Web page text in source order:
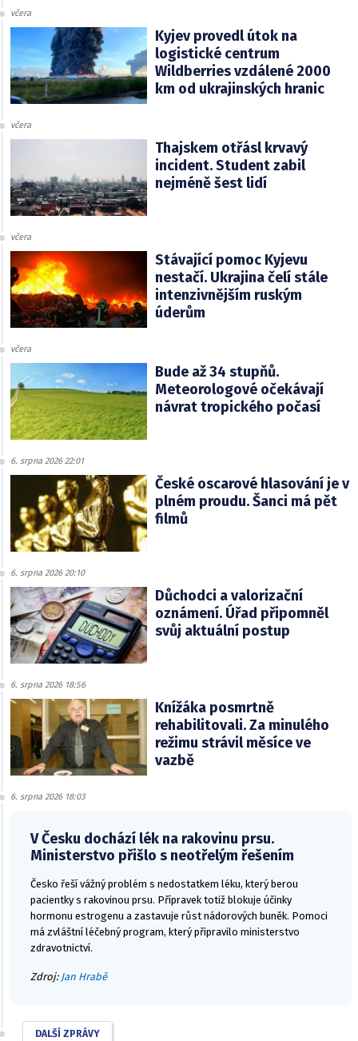
včera
Kyjev provedl útok na
logistické centrum
Wildberries vzdálené 2000
km od ukrajinských hranic
včera
Thajskem otřásl krvavý
incident. Student zabil
nejméně šest lidí
včera
Stávající pomoc Kyjevu
nestačí. Ukrajina čelí stále
intenzivnějším ruským
úderům
včera
Bude až 34 stupňů.
Meteorologové očekávají
návrat tropického počasí
6. srpna 2026 22:01
České oscarové hlasování je v
plném proudu. Šanci má pět
filmů
6. srpna 2026 20:10
Důchodci a valorizační
oznámení. Úřad připomněl
svůj aktuální postup
6. srpna 2026 18:56
Knížáka posmrtně
rehabilitovali. Za minulého
režimu strávil měsíce ve
vazbě
6. srpna 2026 18:03
V Česku dochází lék na rakovinu prsu.
Ministerstvo přišlo s neotřelým řešením
Česko řeší vážný problém s nedostatkem léku, který berou
pacientky s rakovinou prsu. Přípravek totiž blokuje účinky
hormonu estrogenu a zastavuje růst nádorových buněk. Pomoci
má zvláštní léčebný program, který připravilo ministerstvo
zdravotnictví.
Zdroj: Jan Hrabě
DALŠÍ ZPRÁVY